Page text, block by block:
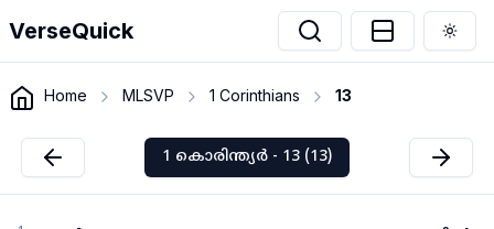
VerseQuick
Home MLSVP 1 Corinthians 13
1 കൊരിന്ത്യർ - 13 (13)